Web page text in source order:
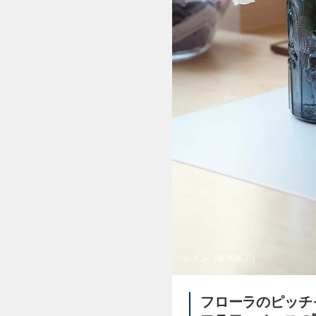
レイン（販売終了）
フローラのピッ